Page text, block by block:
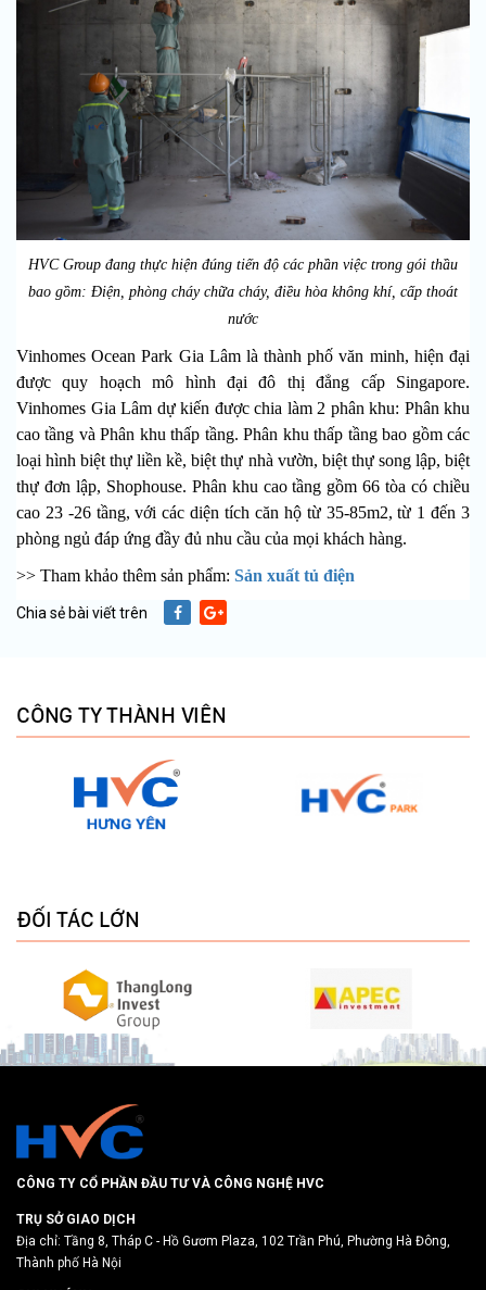
HVC Group đang thực hiện đúng tiến độ các phần việc trong gói thầu
bao gồm: Điện, phòng cháy chữa cháy, điều hòa không khí, cấp thoát
nước
Vinhomes Ocean Park Gia Lâm là thành phố văn minh, hiện đại
được quy hoạch mô hình đại đô thị đẳng cấp Singapore.
Vinhomes Gia Lâm dự kiến được chia làm 2 phân khu: Phân khu
cao tầng và Phân khu thấp tầng. Phân khu thấp tầng bao gồm các
loại hình biệt thự liền kề, biệt thự nhà vườn, biệt thự song lập, biệt
thự đơn lập, Shophouse. Phân khu cao tầng gồm 66 tòa có chiều
cao 23 -26 tầng, với các diện tích căn hộ từ 35-85m2, từ 1 đến 3
phòng ngủ đáp ứng đầy đủ nhu cầu của mọi khách hàng.
>> Tham khảo thêm sản phẩm: Sản xuất tủ điện
Chia sẻ bài viết trên
CÔNG TY THÀNH VIÊN
ĐỐI TÁC LỚN
CÔNG TY CỔ PHẦN ĐẦU TƯ VÀ CÔNG NGHỆ HVC
TRỤ SỞ GIAO DỊCH
Địa chỉ: Tầng 8, Tháp C - Hồ Gươm Plaza, 102 Trần Phú, Phường Hà Đông,
Thành phố Hà Nội